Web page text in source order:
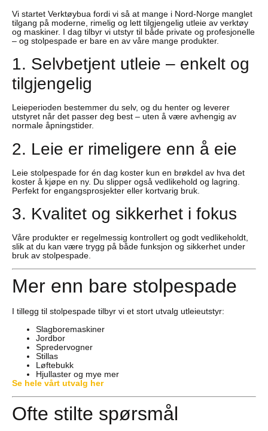
Vi startet Verktøybua fordi vi så at mange i Nord-Norge manglet
tilgang på moderne, rimelig og lett tilgjengelig utleie av verktøy
og maskiner. I dag tilbyr vi utstyr til både private og profesjonelle
– og stolpespade er bare en av våre mange produkter.
1. Selvbetjent utleie – enkelt og
tilgjengelig
Leieperioden bestemmer du selv, og du henter og leverer
utstyret når det passer deg best – uten å være avhengig av
normale åpningstider.
2. Leie er rimeligere enn å eie
Leie stolpespade for én dag koster kun en brøkdel av hva det
koster å kjøpe en ny. Du slipper også vedlikehold og lagring.
Perfekt for engangsprosjekter eller kortvarig bruk.
3. Kvalitet og sikkerhet i fokus
Våre produkter er regelmessig kontrollert og godt vedlikeholdt,
slik at du kan være trygg på både funksjon og sikkerhet under
bruk av stolpespade.
Mer enn bare stolpespade
I tillegg til stolpespade tilbyr vi et stort utvalg utleieutstyr:
Slagboremaskiner
Jordbor
Spredervogner
Stillas
Løftebukk
Hjullaster og mye mer
Se hele vårt utvalg her
Ofte stilte spørsmål